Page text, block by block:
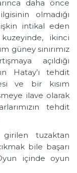
daha önce
olmadığı
intikal eden
ikinci
güney sınırımız
açıldığı
Hatay’ı tehdit
ve bir kısım
ilave olarak
tehdit
girilen tuzaktan
bile başarı
içinde oyun